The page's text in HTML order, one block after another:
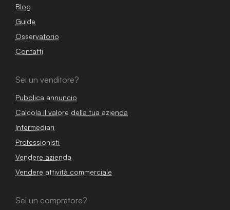
Blog
Guide
Osservatorio
Contatti
Sei un venditore?
Pubblica annuncio
Calcola il valore della tua azienda
Intermediari
Professionisti
Vendere azienda
Vendere attività commerciale
Sei un compratore?